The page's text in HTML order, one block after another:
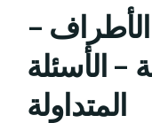
–
– الأسئلة
المتداولة